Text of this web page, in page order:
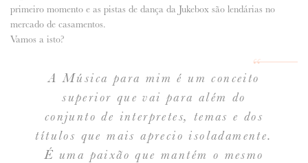
primeiro momento e as pistas de dança da Jukebox são lendárias no
mercado de casamentos.
Vamos a isto?
A Música para mim é um conceito
superior que vai para além do
conjunto de interpretes, temas e dos
títulos que mais aprecio isoladamente.
É uma paixão que mantém o mesmo